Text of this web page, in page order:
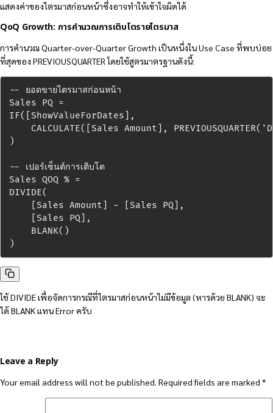
แสดงค่าของไตรมาสก่อนหน้าซึ่งอาจทำให้เข้าใจผิดได้
QoQ Growth: การคำนวณการเติบโตรายไตรมาส
การคำนวณ Quarter-over-Quarter Growth เป็นหนึ่งใน Use Case ที่พบบ่อย
ที่สุดของ PREVIOUSQUARTER โดยใช้สูตรมาตรฐานดังนี้:
-- ยอดขายไตรมาสก่อนหน้า
Sales PQ =
IF([ShowValueForDates],
CALCULATE([Sales Amount],
)
-- เปอร์เซ็นต์การเติบโต
Sales QOQ % =
DIVIDE(
    [Sales Amount] - [Sales PQ],
    [Sales PQ],
    BLANK()
)
ใช้ DIVIDE เพื่อจัดการกรณีที่ไตรมาสก่อนหน้าไม่มีข้อมูล (หารด้วย BLANK) จะ
ได้ BLANK แทน Error ครับ
Leave a Reply
Your email address will not be published. Required fields are marked *